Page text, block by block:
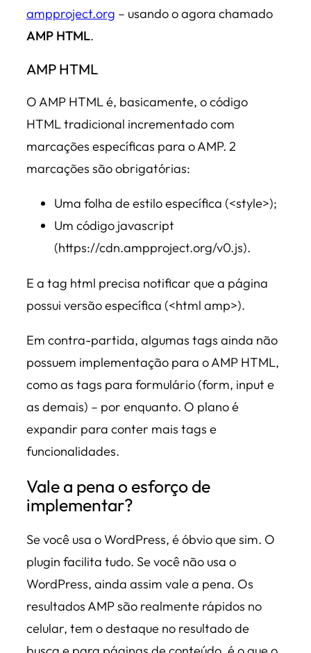
ampproject.org – usando o agora chamado
AMP HTML.
AMP HTML
O AMP HTML é, basicamente, o código
HTML tradicional incrementado com
marcações específicas para o AMP. 2
marcações são obrigatórias:
Uma folha de estilo específica (<style>);
Um código javascript
(https://cdn.ampproject.org/v0.js).
E a tag html precisa notificar que a página
possui versão específica (<html amp>).
Em contra-partida, algumas tags ainda não
possuem implementação para o AMP HTML,
como as tags para formulário (form, input e
as demais) – por enquanto. O plano é
expandir para conter mais tags e
funcionalidades.
Vale a pena o esforço de
implementar?
Se você usa o WordPress, é óbvio que sim. O
plugin facilita tudo. Se você não usa o
WordPress, ainda assim vale a pena. Os
resultados AMP são realmente rápidos no
celular, tem o destaque no resultado de